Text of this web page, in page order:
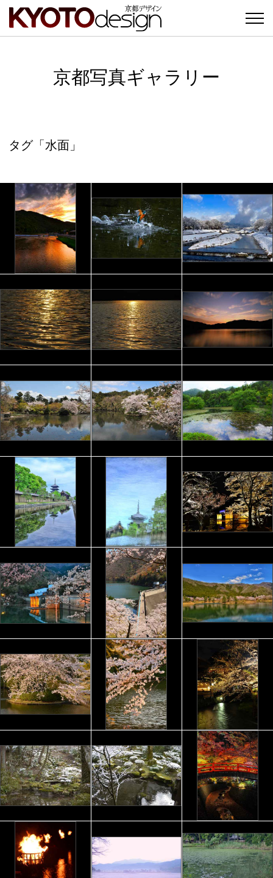
京都写真ギャラリー
タグ「水面」